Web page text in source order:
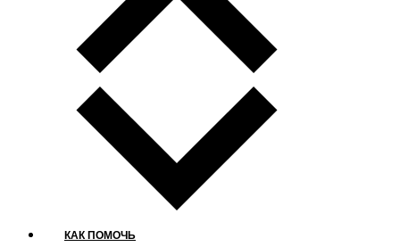
КАК ПОМОЧЬ